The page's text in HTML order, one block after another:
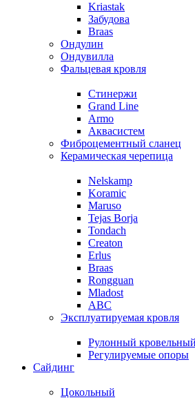
Kriastak
Забудова
Braas
Ондулин
Ондувилла
Фальцевая кровля
Стинержи
Grand Line
Armo
Аквасистем
Фиброцементный сланец
Керамическая черепица
Nelskamp
Koramic
Maruso
Tejas Borja
Tondach
Creaton
Erlus
Braas
Rongguan
Mladost
ABC
Эксплуатируемая кровля
Рулонный
Регулируемые опоры
Сайдинг
Цокольный